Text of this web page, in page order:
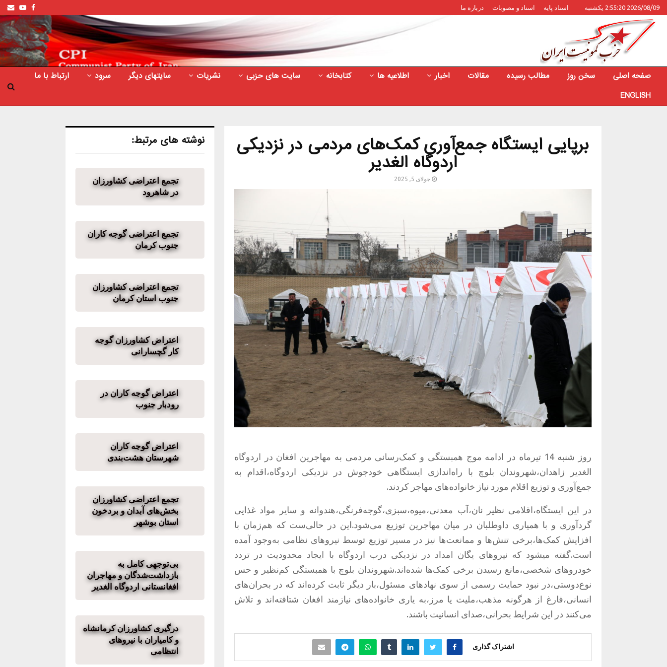
2026/08/09 2:55:20 یکشنبه اسناد پایه اسناد و مصوبات درباره ما Facebook
صفحه اصلی سخن روز مطالب رسیده مقالات اخبار اطلاعیه ها کتابخانه سایت های حزبی نشریات سایتهای دیگر سرود
ارتباط با ما
ENGLISH
برپایی ایستگاه جمع‌آوری کمک‌های مردمی در نزدیکی
اردوگاه الغدیر
جولای 5, 2025
روز شنبه 14 تیرماه در ادامه موج همبستگی و کمک‌رسانی مردمی به مهاجرین افغان در اردوگاه
الغدیر زاهدان،شهروندان بلوچ با راه‌اندازی ایستگاهی خودجوش در نزدیکی اردوگاه،اقدام به
جمع‌آوری و توزیع اقلام مورد نیاز خانواده‌های مهاجر کردند.
در این ایستگاه،اقلامی نظیر نان،آب معدنی،میوه،سبزی،گوجه‌فرنگی،هندوانه و سایر مواد غذایی
گردآوری و با همیاری داوطلبان در میان مهاجرین توزیع می‌شود.این در حالی‌ست که هم‌زمان با
افزایش کمک‌ها،برخی تنش‌ها و ممانعت‌ها نیز در مسیر توزیع توسط نیروهای نظامی به‌وجود آمده
است.گفته میشود که نیروهای یگان امداد در نزدیکی درب اردوگاه با ایجاد محدودیت در تردد
خودروهای شخصی،مانع رسیدن برخی کمک‌ها شده‌اند.شهروندان بلوچ با همبستگی کم‌نظیر و حس
نوع‌دوستی،در نبود حمایت رسمی از سوی نهادهای مسئول،بار دیگر ثابت کرده‌اند که در بحران‌های
انسانی،فارغ از هرگونه مذهب،ملیت یا مرز،به یاری خانواده‌های نیازمند افغان شتافته‌اند و تلاش
می‌کنند در این شرایط بحرانی،صدای انسانیت باشند.
اشتراک گذاری
نوشته های مرتبط:
تجمع اعتراضی کشاورزان
در شاهرود
تجمع اعتراضی گوجه کاران
جنوب کرمان
تجمع اعتراضی کشاورزان
جنوب استان کرمان
اعتراض کشاورزان گوجه
کار گچسارانی
اعتراض گوجه کاران در
رودبار جنوب
اعتراض گوجه کاران
شهرستان هشت‌بندی
تجمع اعتراضی کشاورزان
بخش‌های آبدان و بردخون
استان بوشهر
بی‌توجهی کامل به
بازداشت‌شدگان و مهاجران
افغانستانی اردوگاه الغدیر
درگیری کشاورزان کرمانشاه
و کامیاران با نیروهای
انتظامی